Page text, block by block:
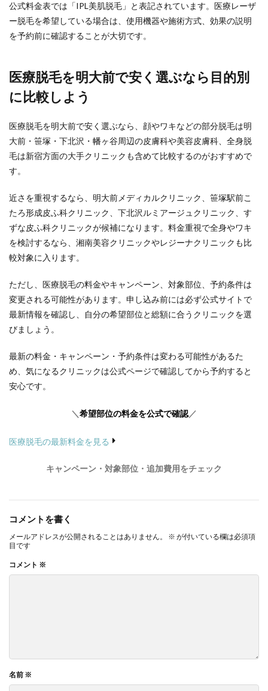
公式料金表では「IPL美肌脱毛」と表記されています。医療レーザ
ー脱毛を希望している場合は、使用機器や施術方式、効果の説明
を予約前に確認することが大切です。
医療脱毛を明大前で安く選ぶなら目的別
に比較しよう
医療脱毛を明大前で安く選ぶなら、顔やワキなどの部分脱毛は明
大前・笹塚・下北沢・幡ヶ谷周辺の皮膚科や美容皮膚科、全身脱
毛は新宿方面の大手クリニックも含めて比較するのがおすすめで
す。
近さを重視するなら、明大前メディカルクリニック、笹塚駅前こ
たろ形成皮ふ科クリニック、下北沢ルミアージュクリニック、す
ずな皮ふ科クリニックが候補になります。料金重視で全身やワキ
を検討するなら、湘南美容クリニックやレジーナクリニックも比
較対象に入ります。
ただし、医療脱毛の料金やキャンペーン、対象部位、予約条件は
変更される可能性があります。申し込み前には必ず公式サイトで
最新情報を確認し、自分の希望部位と総額に合うクリニックを選
びましょう。
最新の料金・キャンペーン・予約条件は変わる可能性があるた
め、気になるクリニックは公式ページで確認してから予約すると
安心です。
＼希望部位の料金を公式で確認／
医療脱毛の最新料金を見る
キャンペーン・対象部位・追加費用をチェック
コメントを書く
メールアドレスが公開されることはありません。 ※ が付いている欄は必須項
目です
コメント ※
名前 ※